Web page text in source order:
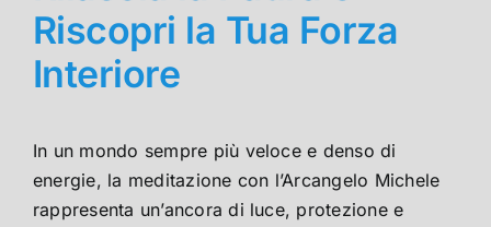
Riscopri la Tua Forza
Interiore
In un mondo sempre più veloce e denso di
energie, la meditazione con l’Arcangelo Michele
rappresenta un’ancora di luce, protezione e